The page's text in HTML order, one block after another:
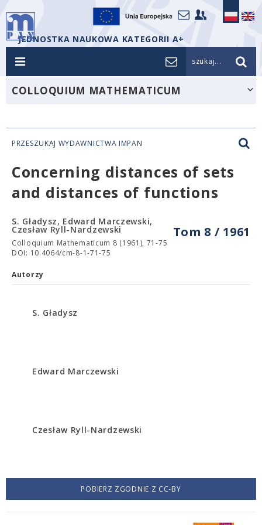
JEDNOSTKA NAUKOWA KATEGORII A+
szukaj...
COLLOQUIUM MATHEMATICUM
PRZESZUKAJ WYDAWNICTWA IMPAN
Concerning distances of sets
and distances of functions
Tom 8 / 1961
S. Gładysz, Edward Marczewski,
Czesław Ryll-Nardzewski
Colloquium Mathematicum 8 (1961), 71-75
DOI: 10.4064/cm-8-1-71-75
Autorzy
S. Gładysz
Edward Marczewski
Czesław Ryll-Nardzewski
POBIERZ ZGODNIE Z CC-BY